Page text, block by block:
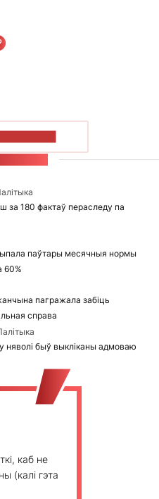
за 180 фактаў пераследу па
паўтары месячныя нормы
60%
пагражала забіць
справа
у няволі быў выкліканы адмоваю
каб не
(калі гэта